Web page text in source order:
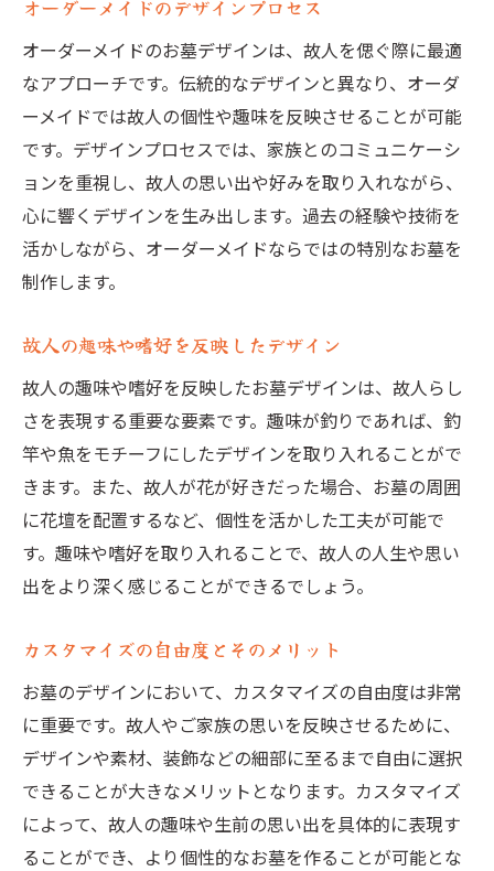
オーダーメイドのデザインプロセス
オーダーメイドのお墓デザインは、故人を偲ぐ際に最適
なアプローチです。伝統的なデザインと異なり、オーダ
ーメイドでは故人の個性や趣味を反映させることが可能
です。デザインプロセスでは、家族とのコミュニケーシ
ョンを重視し、故人の思い出や好みを取り入れながら、
心に響くデザインを生み出します。過去の経験や技術を
活かしながら、オーダーメイドならではの特別なお墓を
制作します。
故人の趣味や嗜好を反映したデザイン
故人の趣味や嗜好を反映したお墓デザインは、故人らし
さを表現する重要な要素です。趣味が釣りであれば、釣
竿や魚をモチーフにしたデザインを取り入れることがで
きます。また、故人が花が好きだった場合、お墓の周囲
に花壇を配置するなど、個性を活かした工夫が可能で
す。趣味や嗜好を取り入れることで、故人の人生や思い
出をより深く感じることができるでしょう。
カスタマイズの自由度とそのメリット
お墓のデザインにおいて、カスタマイズの自由度は非常
に重要です。故人やご家族の思いを反映させるために、
デザインや素材、装飾などの細部に至るまで自由に選択
できることが大きなメリットとなります。カスタマイズ
によって、故人の趣味や生前の思い出を具体的に表現す
ることができ、より個性的なお墓を作ることが可能とな